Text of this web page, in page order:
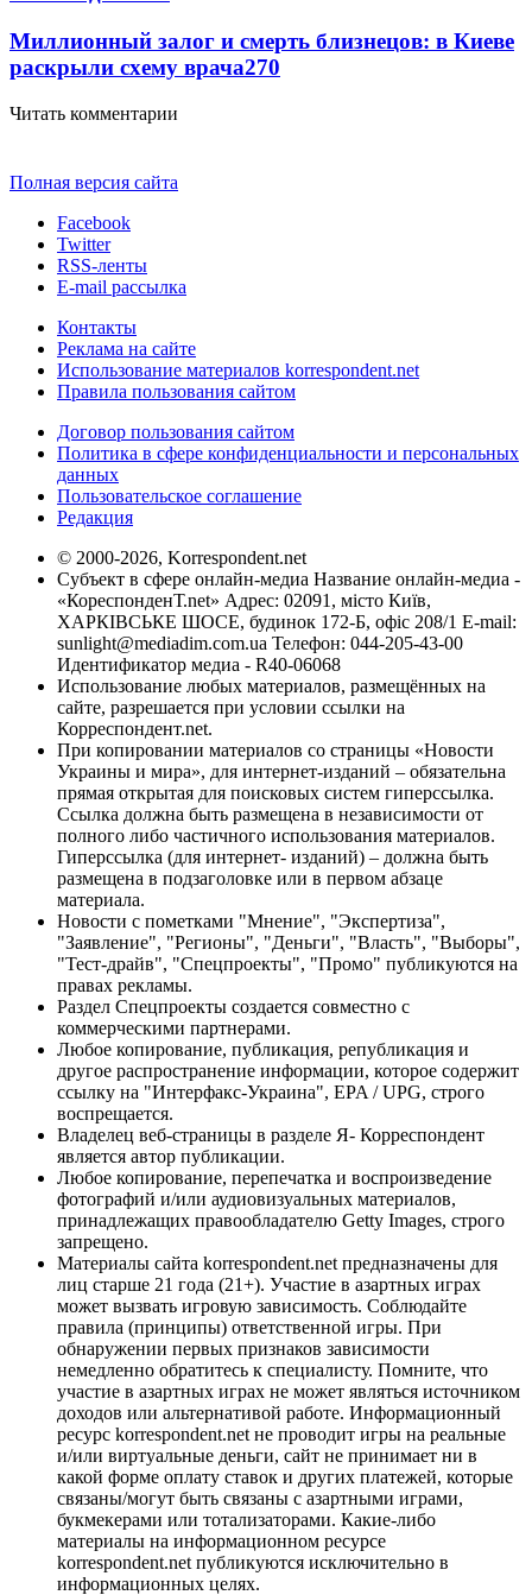
Миллионный залог и смерть близнецов: в Киеве
раскрыли схему врача270
Читать комментарии
Полная версия сайта
Facebook
Twitter
RSS-ленты
E-mail рассылка
Контакты
Реклама на сайте
Использование материалов korrespondent.net
Правила пользования сайтом
Договор пользования сайтом
Политика в сфере конфиденциальности и персональных
данных
Пользовательское соглашение
Редакция
© 2000-2026, Korrespondent.net
Субъект в сфере онлайн-медиа Название онлайн-медиа -
«КореспонденТ.net» Адрес: 02091, місто Київ,
ХАРКІВСЬКЕ ШОСЕ, будинок 172-Б, офіс 208/1 E-mail:
sunlight@mediadim.com.ua Телефон: 044-205-43-00
Идентификатор медиа - R40-06068
Использование любых материалов, размещённых на
сайте, разрешается при условии ссылки на
Корреспондент.net.
При копировании материалов со страницы «Новости
Украины и мира», для интернет-изданий – обязательна
прямая открытая для поисковых систем гиперссылка.
Ссылка должна быть размещена в независимости от
полного либо частичного использования материалов.
Гиперссылка (для интернет- изданий) – должна быть
размещена в подзаголовке или в первом абзаце
материала.
Новости с пометками "Мнение", "Экспертиза",
"Заявление", "Регионы", "Деньги", "Власть", "Выборы",
"Тест-драйв", "Спецпроекты", "Промо" публикуются на
правах рекламы.
Раздел Спецпроекты создается совместно с
коммерческими партнерами.
Любое копирование, публикация, републикация и
другое распространение информации, которое содержит
ссылку на "Интерфакс-Украина", EPA / UPG, строго
воспрещается.
Владелец веб-страницы в разделе Я- Корреспондент
является автор публикации.
Любое копирование, перепечатка и воспроизведение
фотографий и/или аудиовизуальных материалов,
принадлежащих правообладателю Getty Images, строго
запрещено.
Материалы сайта korrespondent.net предназначены для
лиц старше 21 года (21+). Участие в азартных играх
может вызвать игровую зависимость. Соблюдайте
правила (принципы) ответственной игры. При
обнаружении первых признаков зависимости
немедленно обратитесь к специалисту. Помните, что
участие в азартных играх не может являться источником
доходов или альтернативой работе. Информационный
ресурс korrespondent.net не проводит игры на реальные
и/или виртуальные деньги, сайт не принимает ни в
какой форме оплату ставок и других платежей, которые
связаны/могут быть связаны с азартными играми,
букмекерами или тотализаторами. Какие-либо
материалы на информационном ресурсе
korrespondent.net публикуются исключительно в
информационных целях.